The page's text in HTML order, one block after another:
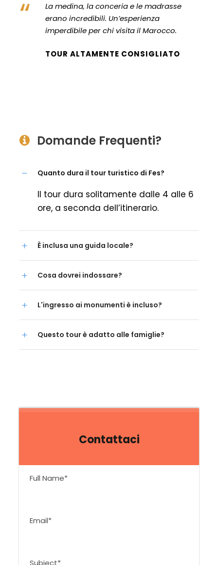
Contattaci
“
La medina, la conceria e le madrasse
erano incredibili. Un’esperienza
imperdibile per chi visita il Marocco.
TOUR ALTAMENTE CONSIGLIATO
Domande Frequenti?
Quanto dura il tour turistico di Fes?
Il tour dura solitamente dalle 4 alle 6
ore, a seconda dell’itinerario.
È inclusa una guida locale?
Cosa dovrei indossare?
L'ingresso ai monumenti è incluso?
Questo tour è adatto alle famiglie?